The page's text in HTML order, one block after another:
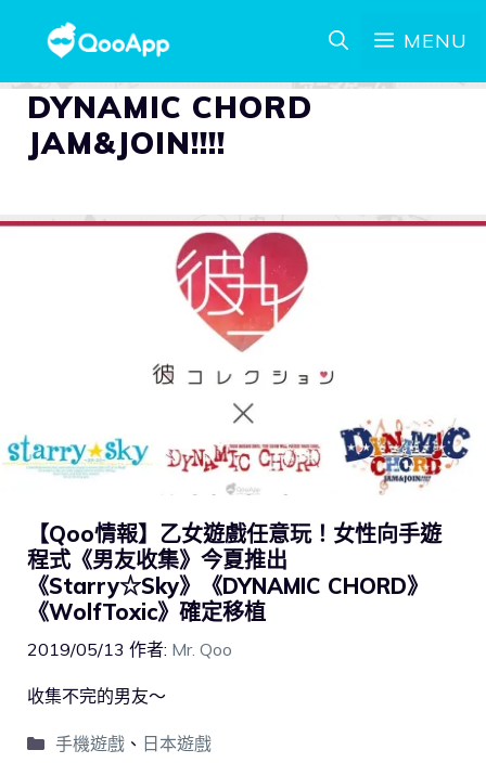
MENU
DYNAMIC CHORD
JAM&JOIN!!!!
【Qoo情報】乙女遊戲任意玩！女性向手遊
程式《男友收集》今夏推出
《Starry☆Sky》《DYNAMIC CHORD》
《WolfToxic》確定移植
2019/05/13 作者: Mr. Qoo
收集不完的男友～
手機遊戲、 日本遊戲